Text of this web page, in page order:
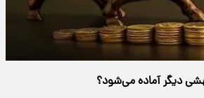
دیگر آماده می‌شود؟